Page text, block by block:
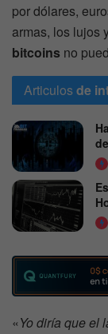
por dólares,
armas, los lujos
bitcoins no
Articulosde
«Yo diría que el